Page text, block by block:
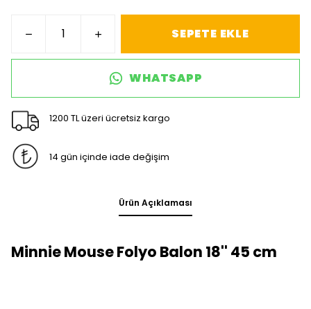
SEPETE EKLE
WHATSAPP
1200 TL üzeri ücretsiz kargo
14 gün içinde iade değişim
Ürün Açıklaması
Minnie Mouse Folyo Balon 18'' 45 cm